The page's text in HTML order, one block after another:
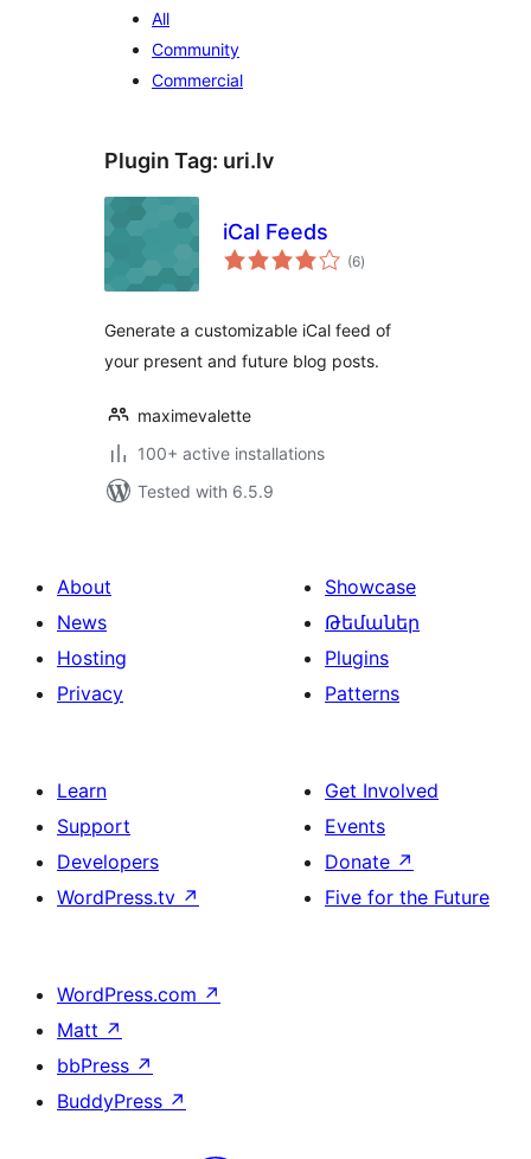
All
Community
Commercial
Plugin Tag: uri.lv
iCal Feeds
(6total
ratings
)
Generate a customizable iCal feed of
your present and future blog posts.
maximevalette
100+ active installations
Tested with 6.5.9
About
News
Hosting
Privacy
Showcase
Թեմաներ
Plugins
Patterns
Learn
Support
Developers
WordPress.tv ↗
Get Involved
Events
Donate ↗
Five for the Future
WordPress.com ↗
Matt ↗
bbPress ↗
BuddyPress ↗